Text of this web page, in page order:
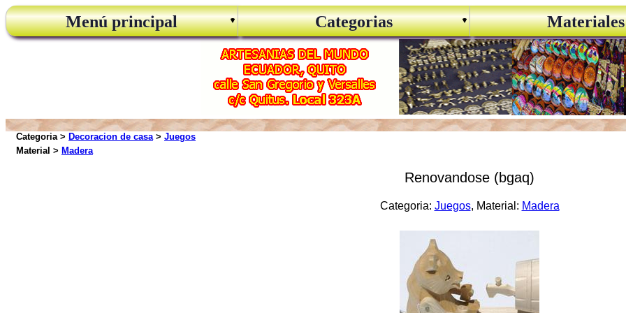
Menú principal Categorias Materiales
Categoria > Decoracion de casa> Juegos
Material > Madera
Renovandose (bgaq)
Categoria: Juegos, Material: Madera